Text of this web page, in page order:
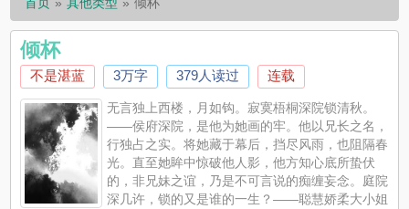
倾杯
不是湛蓝 3万字 379人读过 连载
无言独上西楼，月如钩。寂寞梧桐深院锁清秋。
——侯府深院，是他为她画的牢。他以兄长之名，
行独占之实。将她藏于幕后，挡尽风雨，也阻隔春
光。直至她眸中惊破他人影，他方知心底所蛰伏
的，非兄妹之谊，乃是不可言说的痴缠妄念。庭院
深几许，锁的又是谁的一生？——聪慧娇柔大小姐